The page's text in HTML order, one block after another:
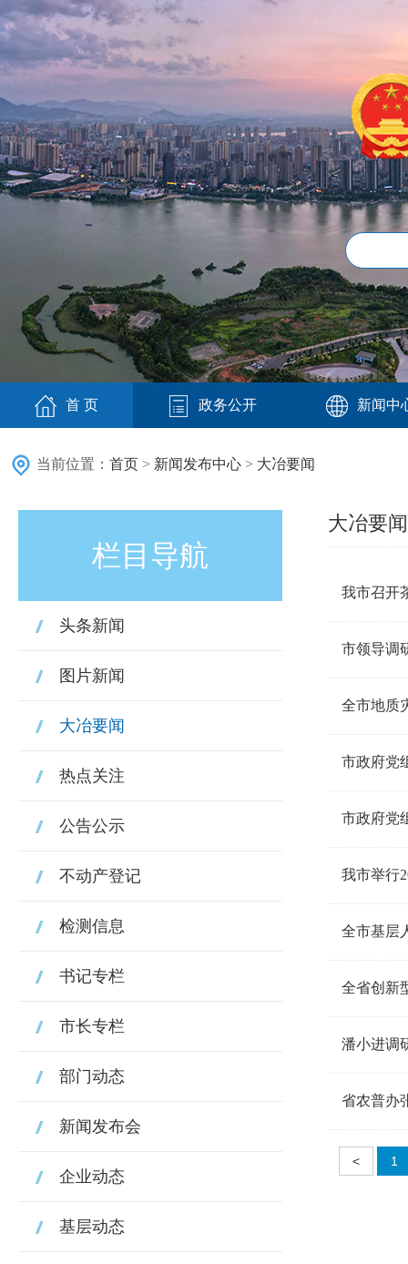
首 页 政务公开 新闻中
当前位置： 首页 > 新闻发布中心 > 大冶要闻
栏目导航
头条新闻
图片新闻
大冶要闻
热点关注
公告公示
不动产登记
检测信息
书记专栏
市长专栏
部门动态
新闻发布会
企业动态
基层动态
大冶要闻
我市召开
市领导调
全市地质
市政府党
市政府党
我市举行
全市基层
全省创新
潘小进调
省农普办
< 1